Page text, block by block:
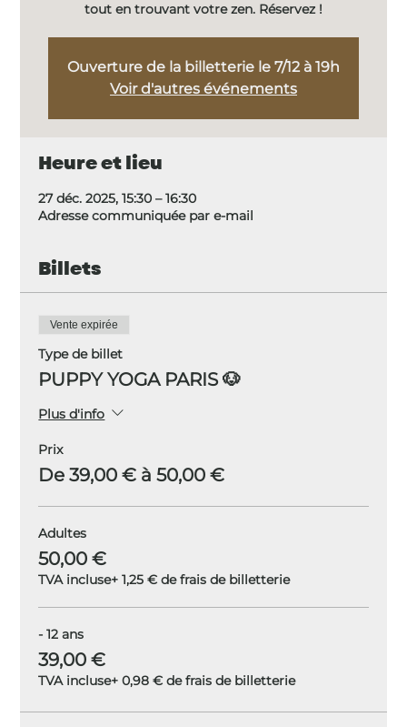
tout en trouvant votre zen. Réservez !
Ouverture de la billetterie le 7/12 à 19h
Voir d'autres événements
Heure et lieu
27 déc. 2025, 15:30 – 16:30
Adresse communiquée par e-mail
Billets
Vente expirée
Type de billet
PUPPY YOGA PARIS 🐶
Plus d'info
Prix
De 39,00 € à 50,00 €
Adultes
50,00 €
TVA incluse+ 1,25 € de frais de billetterie
- 12 ans
39,00 €
TVA incluse+ 0,98 € de frais de billetterie